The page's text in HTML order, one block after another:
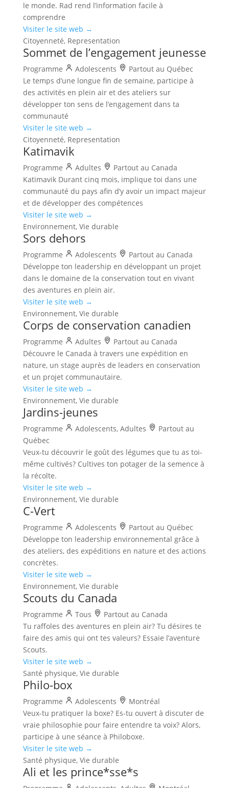
le monde. Rad rend l’information facile à
comprendre
Visiter le site web →
Citoyenneté, Representation
Sommet de l’engagement jeunesse
Programme Adolescents
Partout au Québec
Le temps d’une longue fin de semaine, participe à
des activités en plein air et des ateliers sur
développer ton sens de l’engagement dans ta
communauté
Visiter le site web →
Citoyenneté, Representation
Katimavik
Programme Adultes
Partout au Canada
Katimavik Durant cinq mois, implique toi dans une
communauté du pays afin d’y avoir un impact majeur
et de développer des compétences
Visiter le site web →
Environnement, Vie durable
Sors dehors
Programme Adolescents
Partout au Canada
Développe ton leadership en développant un projet
dans le domaine de la conservation tout en vivant
des aventures en plein air.
Visiter le site web →
Environnement, Vie durable
Corps de conservation canadien
Programme Adultes
Partout au Canada
Découvre le Canada à travers une expédition en
nature, un stage auprès de leaders en conservation
et un projet communautaire.
Visiter le site web →
Environnement, Vie durable
Jardins-jeunes
Programme Adolescents, Adultes
Partout au
Québec
Veux-tu découvrir le goût des légumes que tu as toi-
même cultivés? Cultives ton potager de la semence à
la récolte.
Visiter le site web →
Environnement, Vie durable
C-Vert
Programme Adolescents
Partout au Québec
Développe ton leadership environnemental grâce à
des ateliers, des expéditions en nature et des actions
concrètes.
Visiter le site web →
Environnement, Vie durable
Scouts du Canada
Programme Tous
Partout au Canada
Tu raffoles des aventures en plein air? Tu désires te
faire des amis qui ont tes valeurs? Essaie l’aventure
Scouts.
Visiter le site web →
Santé physique, Vie durable
Philo-box
Programme Adolescents
Montréal
Veux-tu pratiquer la boxe? Es-tu ouvert à discuter de
vraie philosophie pour faire entendre ta voix? Alors,
participe à une séance à Philoboxe.
Visiter le site web →
Santé physique, Vie durable
Ali et les prince*sse*s